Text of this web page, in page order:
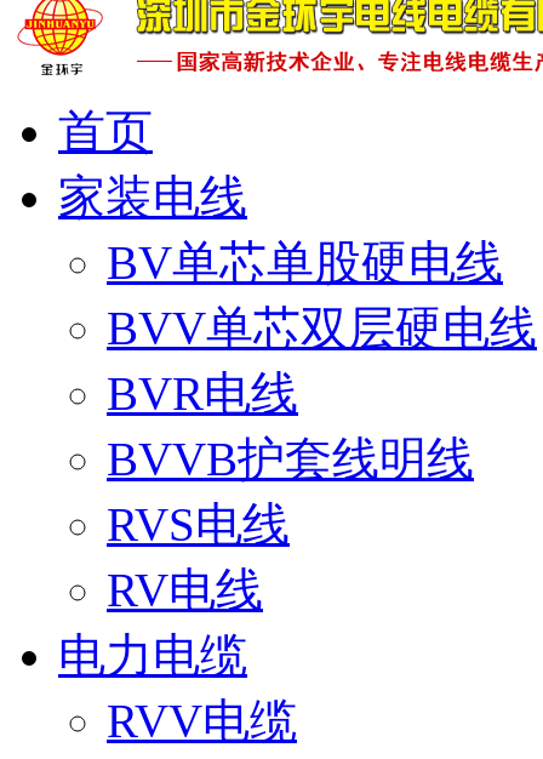
首页
家装电线
BV单芯单股硬电线
BVV单芯双层硬电线
BVR电线
BVVB护套线明线
RVS电线
RV电线
电力电缆
RVV电缆